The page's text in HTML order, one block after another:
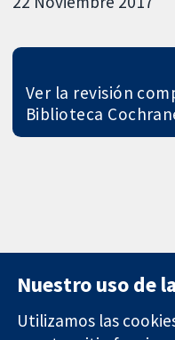
Ver la revisión
Biblioteca
Nuestro uso de
Utilizamos las